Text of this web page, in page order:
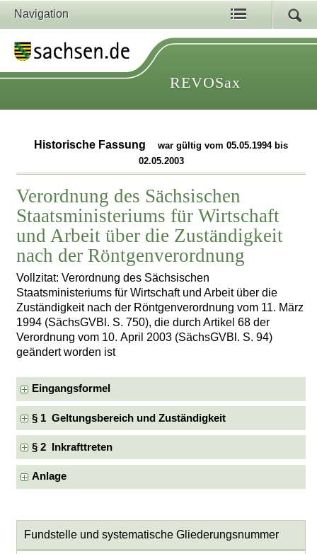
Navigation
REVOSax
Historische Fassung
war gültig vom 05.05.1994 bis
02.05.2003
Verordnung des Sächsischen
Staatsministeriums für Wirtschaft
und Arbeit über die Zuständigkeit
nach der Röntgenverordnung
Vollzitat: Verordnung des Sächsischen
Staatsministeriums für Wirtschaft und Arbeit über die
Zuständigkeit nach der Röntgenverordnung vom 11. März
1994 (SächsGVBl. S. 750), die durch Artikel 68 der
Verordnung vom 10. April 2003 (SächsGVBl. S. 94)
geändert worden ist
Eingangsformel
§ 1 Geltungsbereich und Zuständigkeit
§ 2 Inkrafttreten
Anlage
Fundstelle und systematische Gliederungsnummer